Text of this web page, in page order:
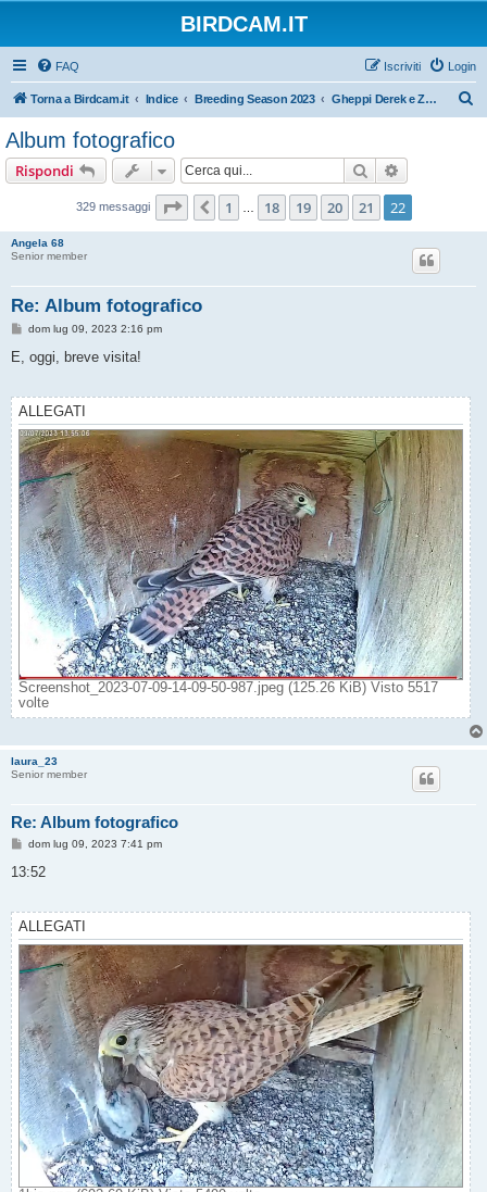
BIRDCAM.IT
FAQ Login
Iscriviti
Torna a Birdcam.it Indice Breeding Season 2023 Gheppi Derek e Zoe 2023
Album fotografico
Rispondi Cerca
329 messaggi Pagina 22di22
Precedente
1 18 19 20 21 22
Angela 68
Senior member
Re: Album fotografico
M
s
g
o
dom lug 09, 2023 2:16 pm
E, oggi, breve visita!
ALLEGATI
Screenshot_2023-07-09-14-09-50-987.jpeg (125.26 KiB) Visto 5517
volte
laura_23
Senior member
Re: Album fotografico
M
s
g
o
dom lug 09, 2023 7:41 pm
13:52
ALLEGATI